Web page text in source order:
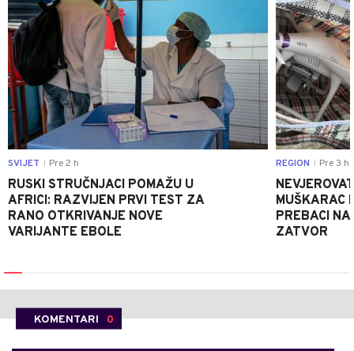
SVIJET Pre 2 h
RUSKI STRUČNJACI POMAŽU U
AFRICI: RAZVIJEN PRVI TEST ZA
RANO OTKRIVANJE NOVE
VARIJANTE EBOLE
REGION Pre 3 h
MUŠKARAC
PREBACI
ZATVOR
KOMENTARI 0